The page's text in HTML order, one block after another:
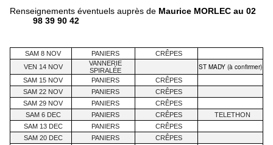
Renseignements éventuels auprès de Maurice MORLEC au 02
98 39 90 42
SAM 8 NOV PANIERS
CRÊPES
VEN 14 NOV
VANNERIE
SPIRALÉE
ST MADY (à confirmer)
SAM 15 NOV PANIERS
CRÊPES
SAM 22 NOV
PANIERS
CRÊPES
SAM 29 NOV
PANIERS
CRÊPES
SAM 6 DEC
PANIERS CRÊPES
TELETHON
SAM 13 DEC
PANIERS
CRÊPES
SAM 20 DEC
PANIERS
CRÊPES